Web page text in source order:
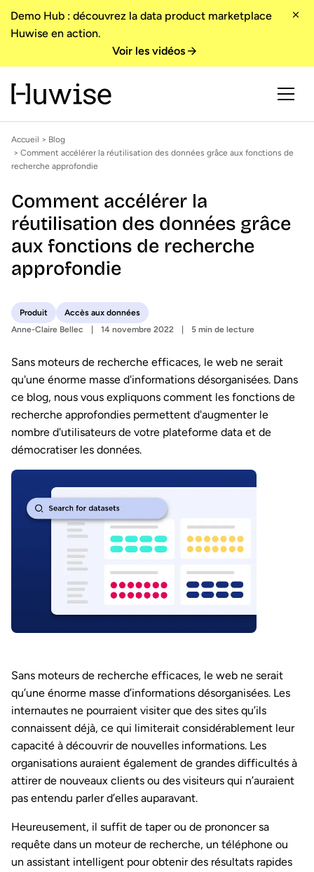
Demo Hub : découvrez la data product marketplace
Huwise en action.
Voir les vidéos
Accueil > Blog
> Comment accélérer la réutilisation des données grâce aux fonctions de
recherche approfondie
Comment accélérer la
réutilisation des données grâce
aux fonctions de recherche
approfondie
Produit
Accès aux données
Anne-Claire Bellec
14 novembre 2022 5 min de lecture
Sans moteurs de recherche efficaces, le web ne serait
qu'une énorme masse d'informations désorganisées. Dans
ce blog, nous vous expliquons comment les fonctions de
recherche approfondies permettent d'augmenter le
nombre d'utilisateurs de votre plateforme data et de
démocratiser les données.
Sans moteurs de recherche efficaces, le web ne serait
qu’une énorme masse d’informations désorganisées. Les
internautes ne pourraient visiter que des sites qu’ils
connaissent déjà, ce qui limiterait considérablement leur
capacité à découvrir de nouvelles informations. Les
organisations auraient également de grandes difficultés à
attirer de nouveaux clients ou des visiteurs qui n’auraient
pas entendu parler d’elles auparavant.
Heureusement, il suffit de taper ou de prononcer sa
requête dans un moteur de recherche, un téléphone ou
un assistant intelligent pour obtenir des résultats rapides